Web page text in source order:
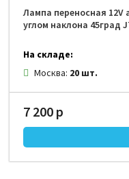
Лампа переносная 12V
углом наклона 45град
На складе:
Москва: 20 шт.
7 200 р